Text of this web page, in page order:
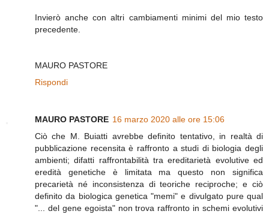
Invierò anche con altri cambiamenti minimi del mio testo
precedente.
MAURO PASTORE
Rispondi
MAURO PASTORE 16 marzo 2020 alle ore 15:06
Ciò che M. Buiatti avrebbe definito tentativo, in realtà di
pubblicazione recensita è raffronto a studi di biologia degli
ambienti; difatti raffrontabilità tra ereditarietà evolutive ed
eredità genetiche è limitata ma questo non significa
precarietà né inconsistenza di teoriche reciproche; e ciò
definito da biologica genetica "memi" e divulgato pure qual
"... del gene egoista" non trova raffronto in schemi evolutivi